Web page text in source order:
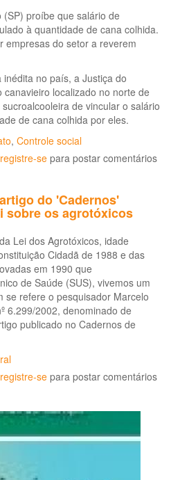
proíbe que salário de
à quantidade de cana colhida.
empresas do setor a reverem
no país, a Justiça do
localizado no norte de
de vincular o salário
de cana colhida por eles.
, Controle social
registre-se para postar comentários
do 'Cadernos'
sobre os agrotóxicos
Lei dos Agrotóxicos, idade
Cidadã de 1988 e das
em 1990 que
de Saúde (SUS), vivemos um
se refere o pesquisador Marcelo
6.299/2002, denominado de
publicado no Cadernos de
registre-se para postar comentários